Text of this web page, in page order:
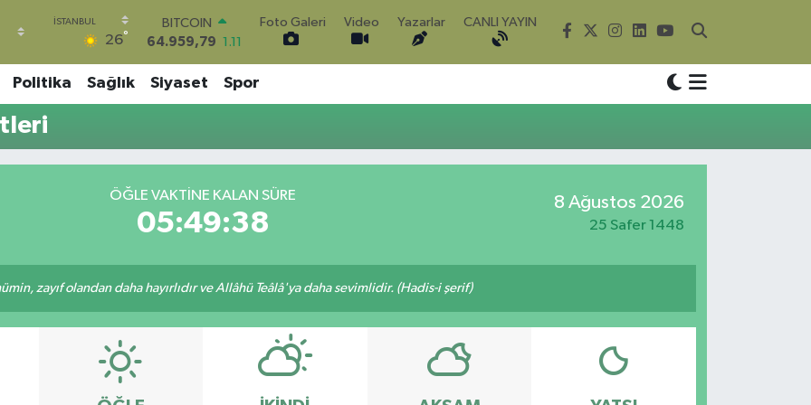
26°
BITCOIN
64.959,79 1.11
DOLAR
47,7436
0.18
6660.55
0.03
BİST100
13.779 -14
Foto Galeri Video Yazarlar CANLI YAYIN
Politika Sağlık Siyaset Spor
ÖĞLE VAKTINE KALAN SÜRE
05:49:38
8 Ağustos 2026
25 Safer 1448
zayıf olandan daha hayırlıdır ve Allâhü Teâlâ'ya daha sevimlidir. (Hadis-i şerif)